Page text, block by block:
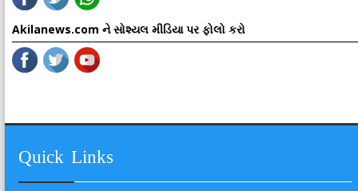
Akilanews.com ને સોશ્યલ મીડિયા પર ફોલો કરો
Quick Links